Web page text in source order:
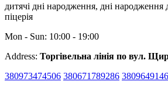
дитячі дні народження, дні народження
піцерія
Mon - Sun: 10:00 - 19:00
Address: Торгівельна лінія по вул.
380973474506 380671789286